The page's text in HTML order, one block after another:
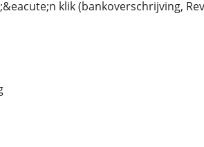
klik (bankoverschrijving,